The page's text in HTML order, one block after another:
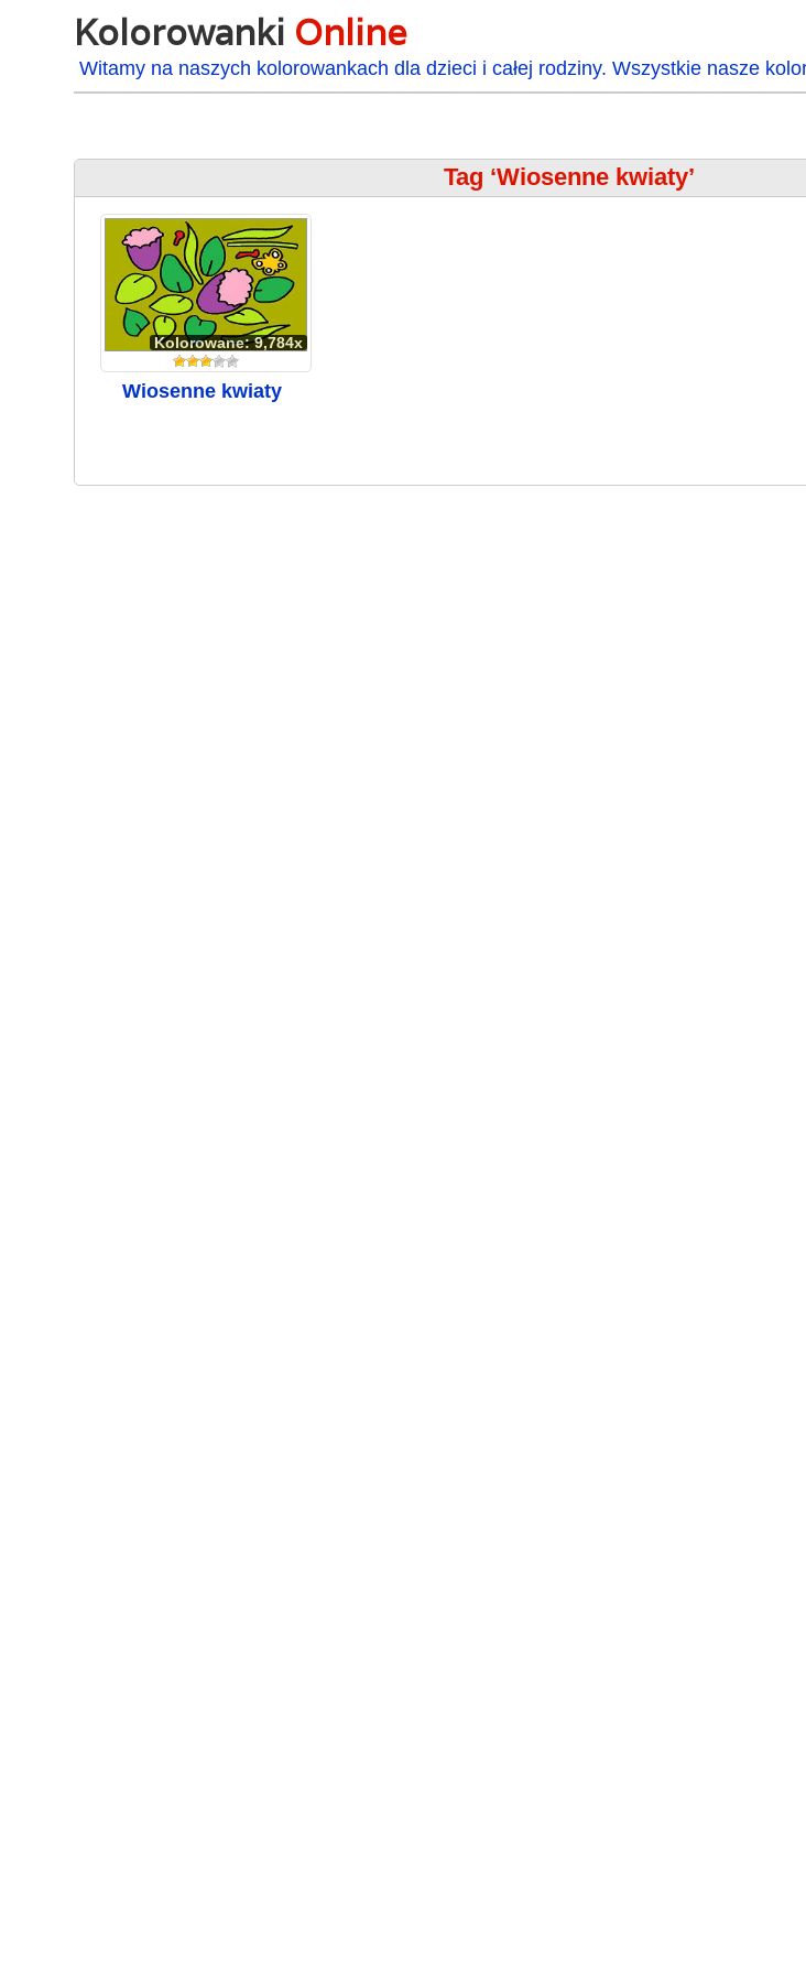
Kolorowanki Online
Witamy na naszych kolorowankach dla dzieci i całej rodziny. Wszystkie nasze
Tag ‘Wiosenne kwiaty’
Kolorowane: 9,784x
Wiosenne kwiaty